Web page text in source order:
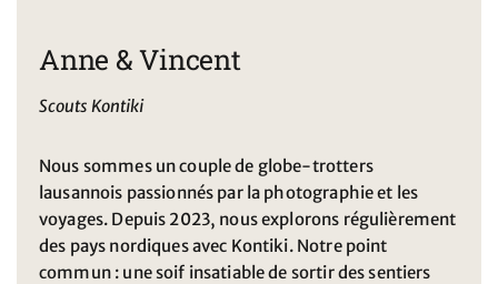
Anne & Vincent
Scouts Kontiki
Nous sommes un couple de globe-trotters
lausannois passionnés par la photographie et les
voyages. Depuis 2023, nous explorons régulièrement
des pays nordiques avec Kontiki. Notre point
commun : une soif insatiable de sortir des sentiers